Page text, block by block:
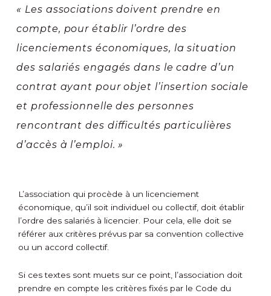
« Les associations doivent prendre en
compte, pour établir l’ordre des
licenciements économiques, la situation
des salariés engagés dans le cadre d’un
contrat ayant pour objet l’insertion sociale
et professionnelle des personnes
rencontrant des difficultés particulières
d’accès à l’emploi. »
L’association qui procède à un licenciement
économique, qu’il soit individuel ou collectif, doit établir
l’ordre des salariés à licencier. Pour cela, elle doit se
référer aux critères prévus par sa convention collective
ou un accord collectif.
Si ces textes sont muets sur ce point, l’association doit
prendre en compte les critères fixés par le Code du